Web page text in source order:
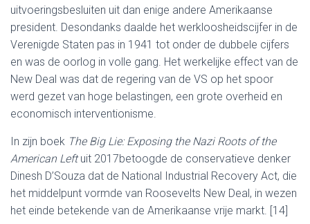
uitvoeringsbesluiten uit dan enige andere Amerikaanse
president. Desondanks daalde het werkloosheidscijfer in de
Verenigde Staten pas in 1941 tot onder de dubbele cijfers
en was de oorlog in volle gang. Het werkelijke effect van de
New Deal was dat de regering van de VS op het spoor
werd gezet van hoge belastingen, een grote overheid en
economisch interventionisme.
In zijn boek The Big Lie: Exposing the Nazi Roots of the
American Leftuit 2017betoogde de conservatieve denker
Dinesh D’Souza dat de National Industrial Recovery Act, die
het middelpunt vormde van Roosevelts New Deal, in wezen
het einde betekende van de Amerikaanse vrije markt. [14]